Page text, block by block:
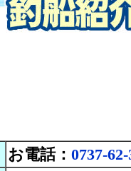
お電話： 0737-